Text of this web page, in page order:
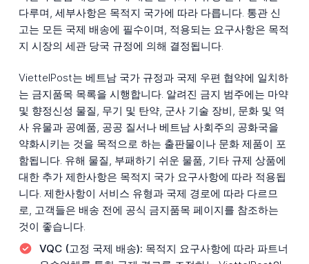
다루며, 세부사항은 목적지 국가에 따라 다릅니다. 통관 신
고는 모든 국제 배송에 필수이며, 적용되는 요구사항은 목적
지 시장의 세관 당국 규정에 의해 결정됩니다.
ViettelPost는 베트남 국가 규정과 국제 우편 협약에 일치하
는 금지품목 목록을 시행합니다. 알려진 금지 범주에는 마약
및 향정신성 물질, 무기 및 탄약, 군사 기술 장비, 문화 및 역
사 유물과 공예품, 공공 질서나 베트남 사회주의 공화국을
약화시키는 것을 목적으로 하는 출판물이나 문화 제품이 포
함됩니다. 유해 물질, 부패하기 쉬운 물품, 기타 규제 상품에
대한 추가 제한사항은 목적지 국가 요구사항에 따라 적용됩
니다. 제한사항이 서비스 유형과 국제 경로에 따라 다르므
로, 고객들은 배송 전에 공식 금지품목 페이지를 참조하는
것이 좋습니다.
VQC (고정 국제 배송): 목적지 요구사항에 따라 파트너